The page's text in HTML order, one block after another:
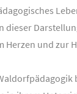
Herzen und zur